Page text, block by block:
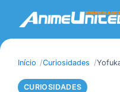
Início Curiosidades
CURIOSIDADES